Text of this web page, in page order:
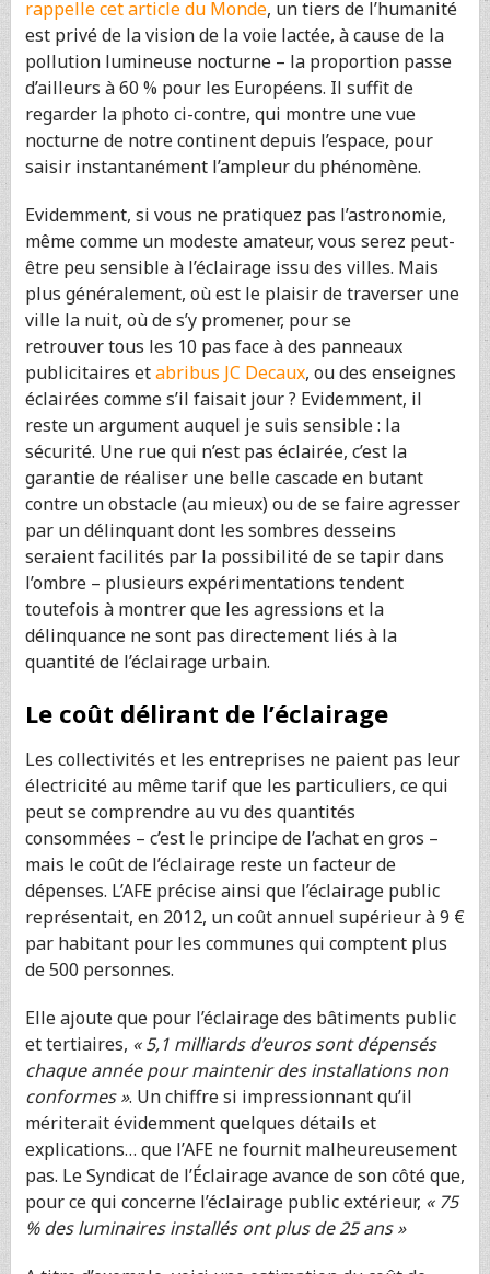
rappelle cet article du Monde, un tiers de l’humanité
est privé de la vision de la voie lactée, à cause de la
pollution lumineuse nocturne – la proportion passe
d’ailleurs à 60 % pour les Européens. Il suffit de
regarder la photo ci-contre, qui montre une vue
nocturne de notre continent depuis l’espace, pour
saisir instantanément l’ampleur du phénomène.
Evidemment, si vous ne pratiquez pas l’astronomie,
même comme un modeste amateur, vous serez peut-
être peu sensible à l’éclairage issu des villes. Mais
plus généralement, où est le plaisir de traverser une
ville la nuit, où de s’y promener, pour se
retrouver tous les 10 pas face à des panneaux
publicitaires etabribus JC Decaux, ou des enseignes
éclairées comme s’il faisait jour ? Evidemment, il
reste un argument auquel je suis sensible : la
sécurité. Une rue qui n’est pas éclairée, c’est la
garantie de réaliser une belle cascade en butant
contre un obstacle (au mieux) ou de se faire agresser
par un délinquant dont les sombres desseins
seraient facilités par la possibilité de se tapir dans
l’ombre – plusieurs expérimentations tendent
toutefois à montrer que les agressions et la
délinquance ne sont pas directement liés à la
quantité de l’éclairage urbain.
Le coût délirant de l’éclairage
Les collectivités et les entreprises ne paient pas leur
électricité au même tarif que les particuliers, ce qui
peut se comprendre au vu des quantités
consommées – c’est le principe de l’achat en gros –
mais le coût de l’éclairage reste un facteur de
dépenses. L’AFE précise ainsi que l’éclairage public
représentait, en 2012, un coût annuel supérieur à 9 €
par habitant pour les communes qui comptent plus
de 500 personnes.
Elle ajoute que pour l’éclairage des bâtiments public
et tertiaires, « 5,1 milliards d’euros sont dépensés
chaque année pour maintenir des installations non
conformes ». Un chiffre si impressionnant qu’il
mériterait évidemment quelques détails et
explications… que l’AFE ne fournit malheureusement
pas. Le Syndicat de l’Éclairage avance de son côté que,
pour ce qui concerne l’éclairage public extérieur, « 75
% des luminaires installés ont plus de 25 ans »